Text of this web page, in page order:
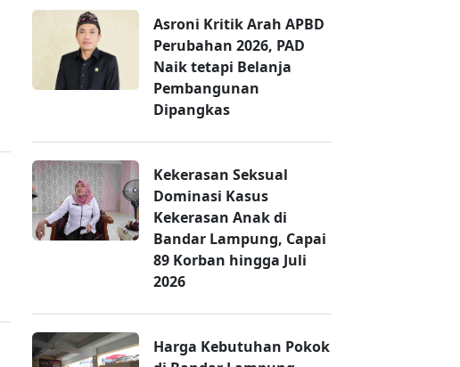
Asroni Kritik Arah APBD
Perubahan 2026, PAD
Naik tetapi Belanja
Pembangunan
Dipangkas
Kekerasan Seksual
Dominasi Kasus
Kekerasan Anak di
Bandar Lampung, Capai
89 Korban hingga Juli
2026
Harga Kebutuhan Pokok